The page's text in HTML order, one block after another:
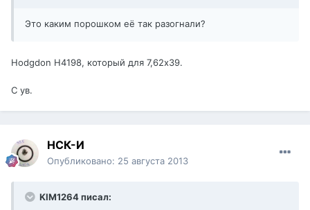
Это каким порошком её так разогнали?
Hodgdon H4198, который для 7,62х39.
С ув.
НСК-И
Опубликовано: 25 августа 2013
KIM1264 писал: